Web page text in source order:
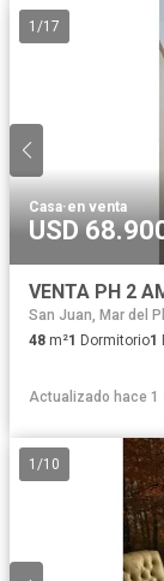
1 /17
Casa·en venta
USD
VENTA PH 2
San Juan, Mar del
48 m²1 Dormitorio1
Actualizado hace 1
1 /10